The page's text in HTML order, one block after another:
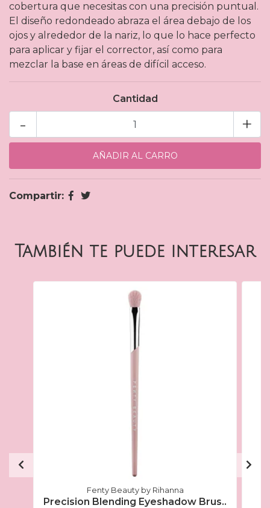
cobertura que necesitas con una precisión puntual.
El diseño redondeado abraza el área debajo de los
ojos y alrededor de la nariz, lo que lo hace perfecto
para aplicar y fijar el corrector, así como para
mezclar la base en áreas de difícil acceso.
Cantidad
+
-
Compartir:
También te puede interesar
Fenty Beauty by Rihanna
Precision Blending Eyeshadow Brus..